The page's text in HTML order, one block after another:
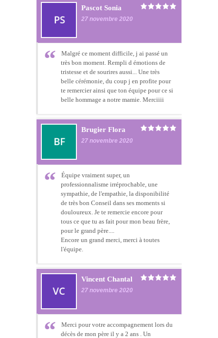
Pascot Sonia
27 novembre 2020
Malgré ce moment difficile, j ai passé un
très bon moment. Rempli d émotions de
tristesse et de sourires aussi... Une très
belle cérémonie, du coup j en profite pour
te remercier ainsi que ton équipe pour ce si
belle hommage a notre mamie. Merciiii
Brugier Flora
27 novembre 2020
Équipe vraiment super, un
professionnalisme irréprochable, une
sympathie, de l'empathie, la disponibilité
de très bon Conseil dans ses moments si
douloureux. Je te remercie encore pour
tous ce que tu as fait pour mon beau frère,
pour le grand père....
Encore un grand merci, merci à toutes
l'équipe.
Vincent Chantal
27 novembre 2020
Merci pour votre accompagnement lors du
décès de mon père il y a 2 ans . Un